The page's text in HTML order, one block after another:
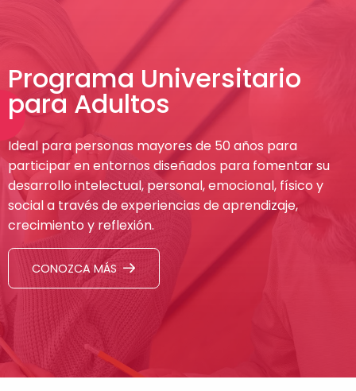
Programa Universitario
para Adultos
Ideal para personas mayores de 50 años para
participar en entornos diseñados para fomentar su
desarrollo intelectual, personal, emocional, físico y
social a través de experiencias de aprendizaje,
crecimiento y reflexión.
CONOZCA MÁS